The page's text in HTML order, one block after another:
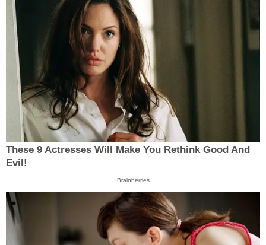
These 9 Actresses Will Make You Rethink Good And
Evil!
Brainberries